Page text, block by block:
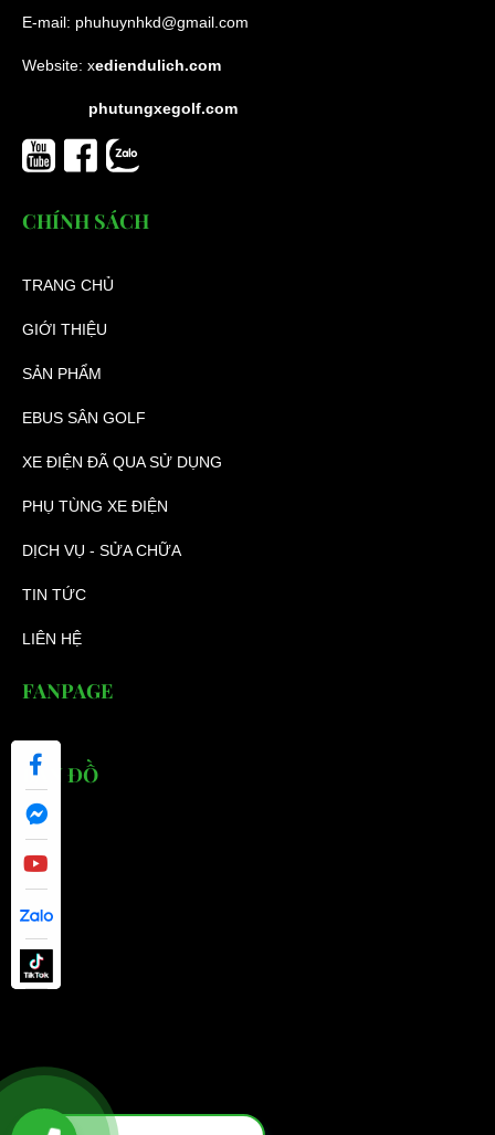
E-mail: phuhuynhkd@gmail.com
Website: xediendulich.com
phutungxegolf.com
CHÍNH SÁCH
TRANG CHỦ
GIỚI THIỆU
SẢN PHẨM
EBUS SÂN GOLF
XE ĐIỆN ĐÃ QUA SỬ DỤNG
PHỤ TÙNG XE ĐIỆN
DỊCH VỤ - SỬA CHỮA
TIN TỨC
LIÊN HỆ
FANPAGE
BẢN ĐỒ